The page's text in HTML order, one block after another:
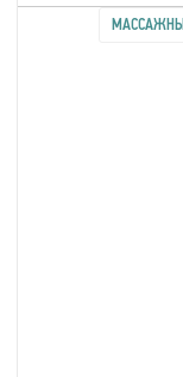
МАССАЖНЫЙ